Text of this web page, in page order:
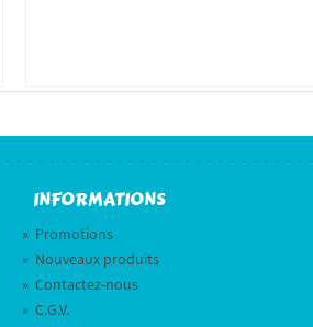
INFORMATIONS
» Promotions
» Nouveaux produits
» Contactez-nous
» C.G.V.